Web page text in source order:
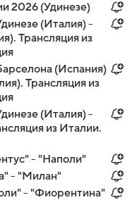
2026 (Удинезе)
(Италия) -
Трансляция из
(Испания)
Трансляция из
(Италия) -
из Италии.
- "Наполи"
- "Милан"
- "Фиорентина"